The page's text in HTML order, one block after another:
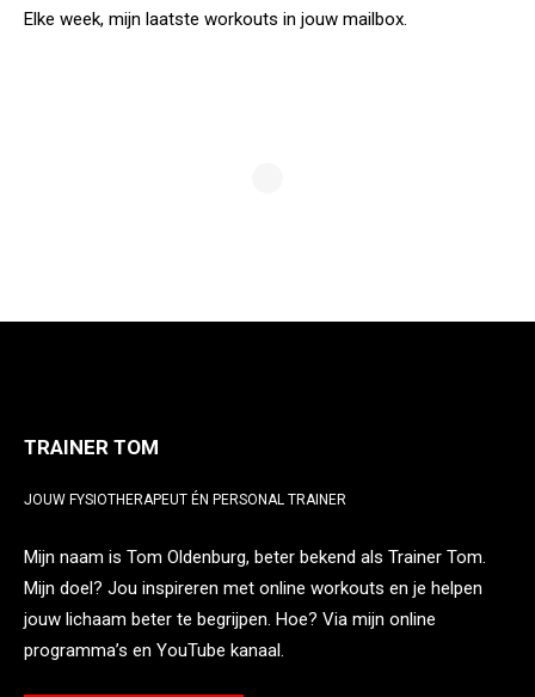
Elke week, mijn laatste workouts in jouw mailbox.
TRAINER TOM
JOUW FYSIOTHERAPEUT ÉN PERSONAL TRAINER
Mijn naam is Tom Oldenburg, beter bekend als Trainer Tom.
Mijn doel? Jou inspireren met online workouts en je helpen
jouw lichaam beter te begrijpen. Hoe? Via mijn online
programma’s en YouTube kanaal.